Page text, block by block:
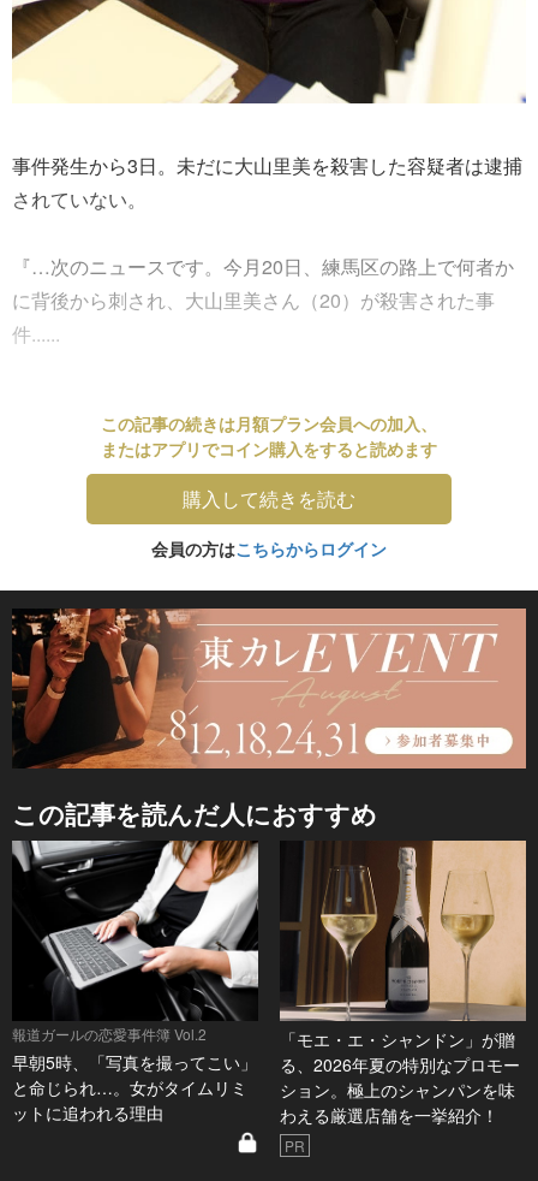
事件発生から3日。未だに大山里美を殺害した容疑者は逮捕
されていない。
『…次のニュースです。今月20日、練馬区の路上で何者か
に背後から刺され、大山里美さん（20）が殺害された事
件......
この記事の続きは月額プラン会員への加入、
またはアプリでコイン購入をすると読めます
購入して続きを読む
会員の方はこちらからログイン
この記事を読んだ人におすすめ
報道ガールの恋愛事件簿 Vol.2
早朝5時、「写真を撮ってこい」
と命じられ…。女がタイムリミ
ットに追われる理由
「モエ・エ・シャンドン」が贈
る、2026年夏の特別なプロモー
ション。極上のシャンパンを味
わえる厳選店舗を一挙紹介！
PR